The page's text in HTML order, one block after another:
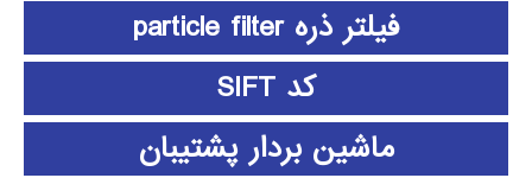
فیلتر ذره particle filter
کد SIFT
ماشین بردار پشتیبان